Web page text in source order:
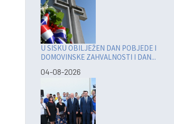
U SISKU OBILJEŽEN DAN POBJEDE I
DOMOVINSKE ZAHVALNOSTI I DAN...
04-08-2026